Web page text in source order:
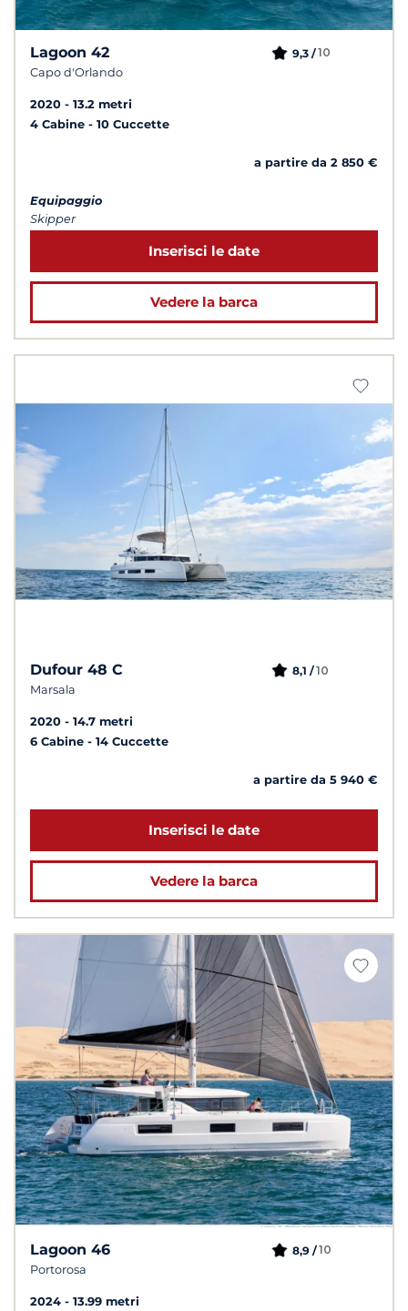
Lagoon 42
Capo d'Orlando
9,3 /10
2020
13.2 metri
4 Cabine
10 Cuccette
a partire da 2 850 €
Equipaggio
Skipper
Inserisci le date
Vedere la barca
Dufour 48 C
Marsala
8,1 /10
2020
14.7 metri
6 Cabine
14 Cuccette
a partire da 5 940 €
Inserisci le date
Vedere la barca
Lagoon 46
Portorosa
8,9 /10
2024 13.99 metri